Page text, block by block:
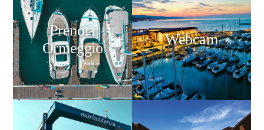
Prenota
Ormeggio
Webcam